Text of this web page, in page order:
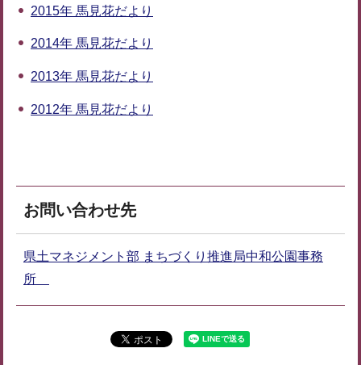
2015年 馬見花だより
2014年 馬見花だより
2013年 馬見花だより
2012年 馬見花だより
お問い合わせ先
県土マネジメント部 まちづくり推進局中和公園事務
所